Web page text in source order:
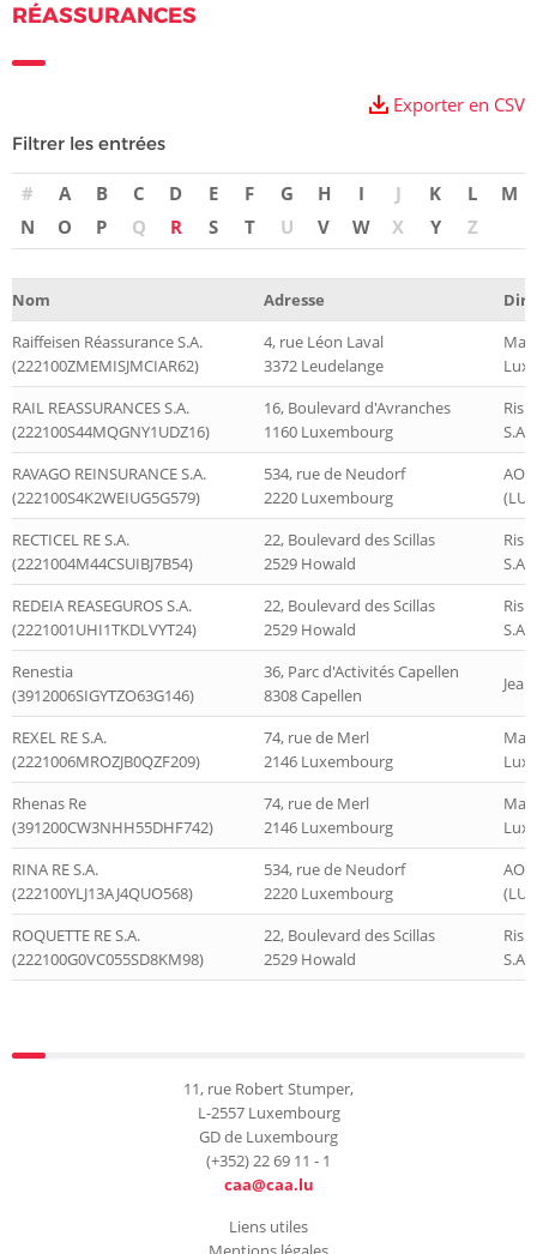
RÉASSURANCES
Exporter en CSV
Filtrer les entrées
# A B C D E F G H I J K L
M
N
O P Q R S T U V W X Y Z
Nom Adresse
Raiffeisen Réassurance S.A.
(222100ZMEMISJMCIAR62)
4, rue Léon Laval
3372 Leudelange
RAIL REASSURANCES S.A.
(222100S44MQGNY1UDZ16)
16, Boulevard d'Avranches
1160 Luxembourg
S.A.
RAVAGO REINSURANCE S.A.
(222100S4K2WEIUG5G579)
534, rue de Neudorf
2220 Luxembourg
RECTICEL RE S.A.
(2221004M44CSUIBJ7B54)
22, Boulevard des Scillas
2529 Howald
S.A.
REDEIA REASEGUROS S.A.
(2221001UHI1TKDLVYT24)
22, Boulevard des Scillas
2529 Howald
S.A.
Renestia
(3912006SIGYTZO63G146)
36, Parc d'Activités Capellen
8308 Capellen
REXEL RE S.A.
(2221006MROZJB0QZF209)
74, rue de Merl
2146 Luxembourg
Rhenas Re
(391200CW3NHH55DHF742)
74, rue de Merl
2146 Luxembourg
RINA RE S.A.
(222100YLJ13AJ4QUO568)
534, rue de Neudorf
2220 Luxembourg
ROQUETTE RE S.A.
(222100G0VC055SD8KM98)
22, Boulevard des Scillas
2529 Howald
S.A.
11, rue Robert Stumper,
L-2557 Luxembourg
GD de Luxembourg
(+352) 22 69 11 - 1
caa@caa.lu
Liens utiles